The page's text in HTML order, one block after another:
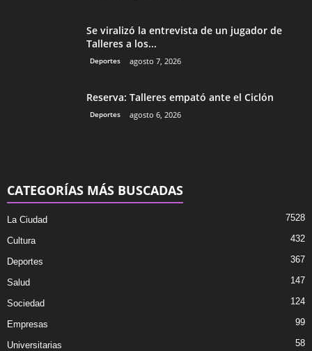
Se viralizó la entrevista de un jugador de
Talleres a los...
Deportes agosto 7, 2026
Reserva: Talleres empató ante el Ciclón
Deportes agosto 6, 2026
CATEGORÍAS MÁS BUSCADAS
La Ciudad 7528
Cultura 432
Deportes 367
Salud 147
Sociedad 124
Empresas 99
Universitarias 58